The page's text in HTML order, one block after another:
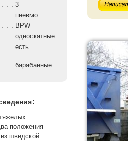
3
пневмо
BPW
односкатные
есть
барабанные
положения
шведской